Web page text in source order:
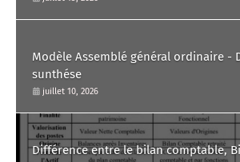
Modèle Assemblé général ordinaire -
sunthése
juillet 10, 2026
Différence entre le bilan comptable,